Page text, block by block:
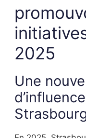
2025
Une